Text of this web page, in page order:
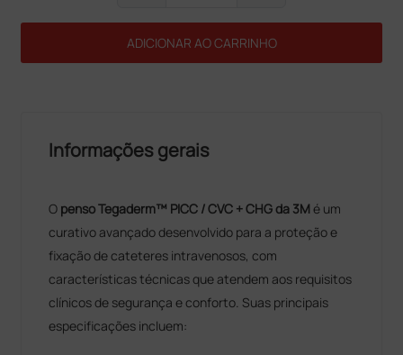
ADICIONAR AO CARRINHO
Informações gerais
O penso Tegaderm™ PICC / CVC + CHG da 3M é um
curativo avançado desenvolvido para a proteção e
fixação de cateteres intravenosos, com
características técnicas que atendem aos requisitos
clínicos de segurança e conforto. Suas principais
especificações incluem: